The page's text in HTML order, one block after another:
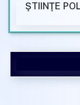
ŞTIINŢE